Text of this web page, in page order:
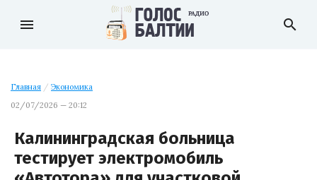
menu search
Главная / Экономика
02/07/2026 — 20:12
Калининградская больница
тестирует электромобиль